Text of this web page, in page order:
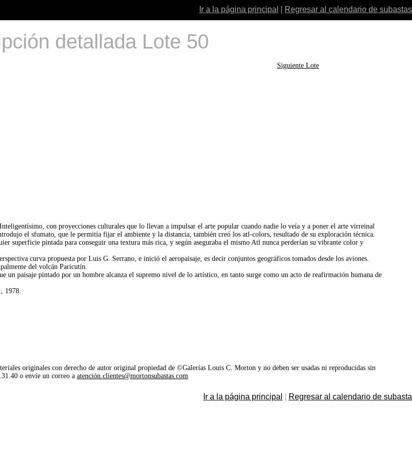
Ir a la página principal Regresar al calendario de subastas
detallada Lote 50
Siguiente Lote
con proyecciones culturales que lo llevan a impulsar el arte popular cuando nadie lo veía y a poner el arte virreinal
el sfumato, que le permitía fijar el ambiente y la distancia; también creó los atl-colors, resultado de su exploración técnica.
superficie pintada para conseguir una textura más rica, y según aseguraba el mismo Atl nunca perderían su vibrante color y
curva propuesta por Luis G. Serrano, e inició el aeropaisaje, es decir conjuntos geográficos tomados desde los aviones.
del volcán Paricutín.
un paisaje pintado por un hombre alcanza el supremo nivel de lo artístico, en tanto surge como un acto de reafirmación humana de
1978.
originales con derecho de autor original propiedad de ©Galerías Louis C. Morton y no deben ser usadas ni reproducidas sin
o envíe un correo aatención.clientes@mortonsubastas.com
Ir a la página principal Regresar al calendario de